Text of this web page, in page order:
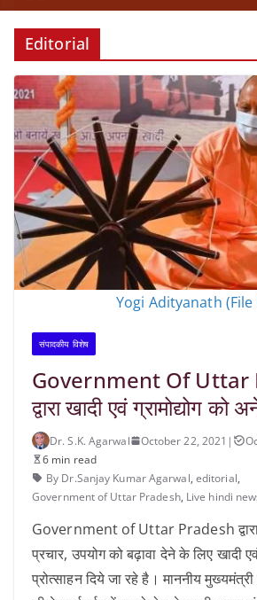
Editorial
Yogi Adityanath (File
संपादकीय विशेष
Government Of Uttar
द्वारा खादी एवं ग्रामोद्योग को
Dr. S.K. Agarwal October 22, 2021 |
6 min read
By Dr.Sanjay Kumar Agarwal, editorial,
Government of Uttar Pradesh, Live hindi
Government of Uttar Pradesh द्वारा
प्रचार, उपयोग को बढ़ावा देने के लिए खादी
प्रोत्साहन दिये जा रहे है। माननीय